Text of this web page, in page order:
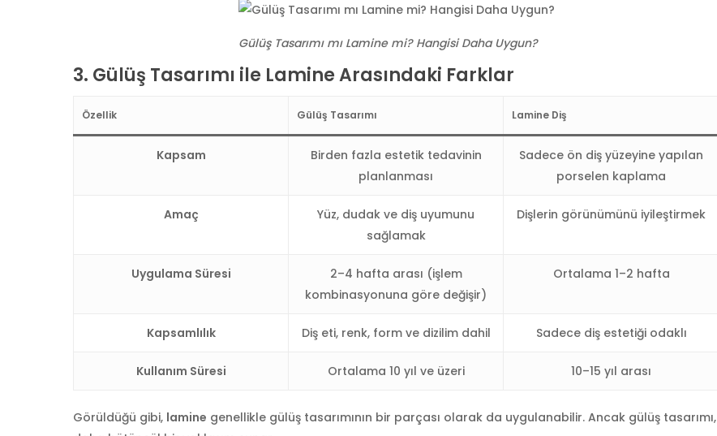
Gülüş Tasarımı mı Lamine mi? Hangisi Daha Uygun?
3. Gülüş Tasarımı ile Lamine Arasındaki Farklar
Özellik Gülüş Tasarımı Lamine Diş
Kapsam
Birden fazla estetik tedavinin
planlanması
Sadece ön diş yüzeyine yapılan
porselen kaplama
Amaç
Yüz, dudak ve diş uyumunu
sağlamak
Dişlerin görünümünü iyileştirmek
Uygulama Süresi
2–4 hafta arası (işlem
kombinasyonuna göre değişir)
Ortalama 1–2 hafta
Kapsamlılık Diş eti, renk, form ve dizilim dahil Sadece diş estetiği odaklı
Kullanım Süresi Ortalama 10 yıl ve üzeri 10–15 yıl arası
Görüldüğü gibi, lamine genellikle gülüş tasarımının bir parçası olarak da uygulanabilir. Ancak gülüş tasarımı,